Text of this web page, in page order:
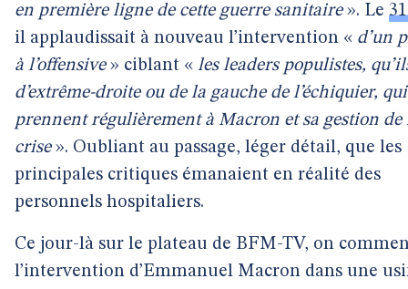
en première ligne de cette guerre sanitaire». Le
il applaudissait à nouveau l’intervention « d’un
à l’offensive» ciblant « les leaders populistes,
d’extrême-droite ou de la gauche de l’échiquier, qui
prennent régulièrement à Macron et sa gestion de
crise». Oubliant au passage, léger détail, que les
principales critiques émanaient en réalité des
personnels hospitaliers.
Ce jour-là sur le plateau de BFM-TV, on
l’intervention d’Emmanuel Macron dans une